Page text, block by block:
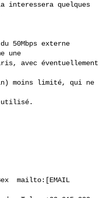
quelques
50Mbps externe
une
avec éventuellement
moins limité, qui ne
utilisé.
mailto:[EMAIL